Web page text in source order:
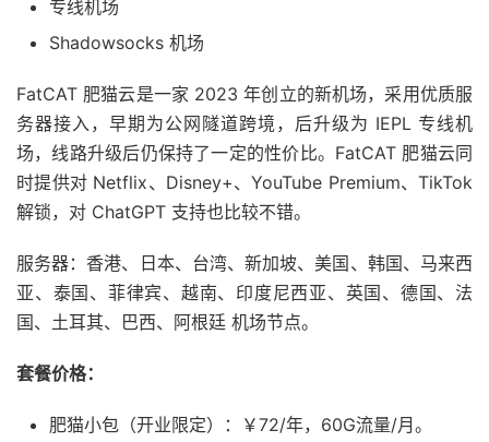
专线机场
Shadowsocks 机场
FatCAT 肥猫云是一家 2023 年创立的新机场，采用优质服
务器接入，早期为公网隧道跨境，后升级为 IEPL 专线机
场，线路升级后仍保持了一定的性价比。FatCAT 肥猫云同
时提供对 Netflix、Disney+、YouTube Premium、TikTok
解锁，对 ChatGPT 支持也比较不错。
服务器：香港、日本、台湾、新加坡、美国、韩国、马来西
亚、泰国、菲律宾、越南、印度尼西亚、英国、德国、法
国、土耳其、巴西、阿根廷 机场节点。
套餐价格：
肥猫小包（开业限定）：￥72/年，60G流量/月。